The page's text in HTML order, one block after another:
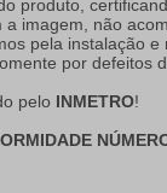
produto,
imagem, não
pela instalação e
por defeitos
pelo INMETRO!